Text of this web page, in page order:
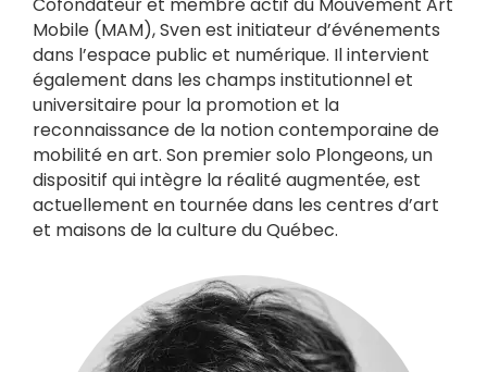
Cofondateur et membre actif du Mouvement Art
Mobile (MAM), Sven est initiateur d’événements
dans l’espace public et numérique. Il intervient
également dans les champs institutionnel et
universitaire pour la promotion et la
reconnaissance de la notion contemporaine de
mobilité en art. Son premier solo Plongeons, un
dispositif qui intègre la réalité augmentée, est
actuellement en tournée dans les centres d’art
et maisons de la culture du Québec.